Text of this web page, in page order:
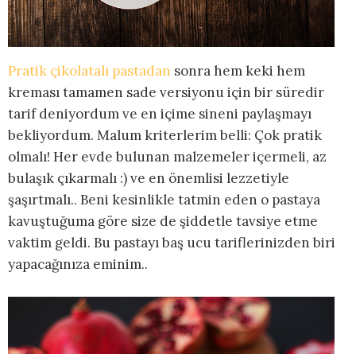
Pratik çikolatalı pastadan sonra hem keki hem
kreması tamamen sade versiyonu için bir süredir
tarif deniyordum ve en içime sineni paylaşmayı
bekliyordum. Malum kriterlerim belli: Çok pratik
olmalı! Her evde bulunan malzemeler içermeli, az
bulaşık çıkarmalı :) ve en önemlisi lezzetiyle
şaşırtmalı.. Beni kesinlikle tatmin eden o pastaya
kavuştuğuma göre size de şiddetle tavsiye etme
vaktim geldi. Bu pastayı baş ucu tariflerinizden biri
yapacağınıza eminim..